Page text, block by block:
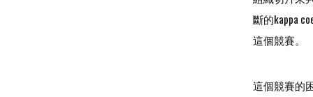
斷的kappa
這個競賽。
這個競賽的